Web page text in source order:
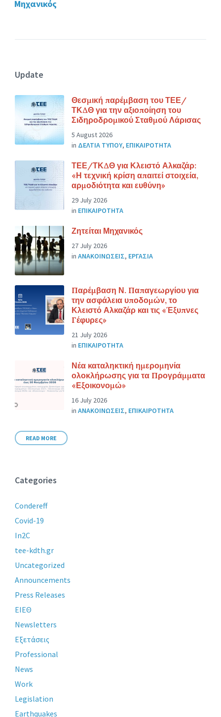
Μηχανικός
Update
Θεσμική παρέμβαση του ΤΕΕ/
ΤΚΔΘ για την αξιοποίηση του
Σιδηροδρομικού Σταθμού Λάρισας
5 August 2026
in ΔΕΛΤΙΑ ΤΥΠΟΥ, ΕΠΙΚΑΙΡΟΤΗΤΑ
ΤΕΕ/ΤΚΔΘ για Κλειστό Αλκαζάρ:
«Η τεχνική κρίση απαιτεί στοιχεία,
αρμοδιότητα και ευθύνη»
29 July 2026
in ΕΠΙΚΑΙΡΟΤΗΤΑ
Ζητείται Μηχανικός
27 July 2026
in ΑΝΑΚΟΙΝΩΣΕΙΣ, ΕΡΓΑΣΙΑ
Παρέμβαση Ν. Παπαγεωργίου για
την ασφάλεια υποδομών, το
Κλειστό Αλκαζάρ και τις «Έξυπνες
Γέφυρες»
21 July 2026
in ΕΠΙΚΑΙΡΟΤΗΤΑ
Νέα καταληκτική ημερομηνία
ολοκλήρωσης για τα Προγράμματα
«Εξοικονομώ»
16 July 2026
in ΑΝΑΚΟΙΝΩΣΕΙΣ, ΕΠΙΚΑΙΡΟΤΗΤΑ
READ MORE
Categories
Condereff
Covid-19
In2C
tee-kdth.gr
Uncategorized
Announcements
Press Releases
ΕΙΕΘ
Newsletters
Εξετάσεις
Professional
News
Work
Legislation
Earthquakes